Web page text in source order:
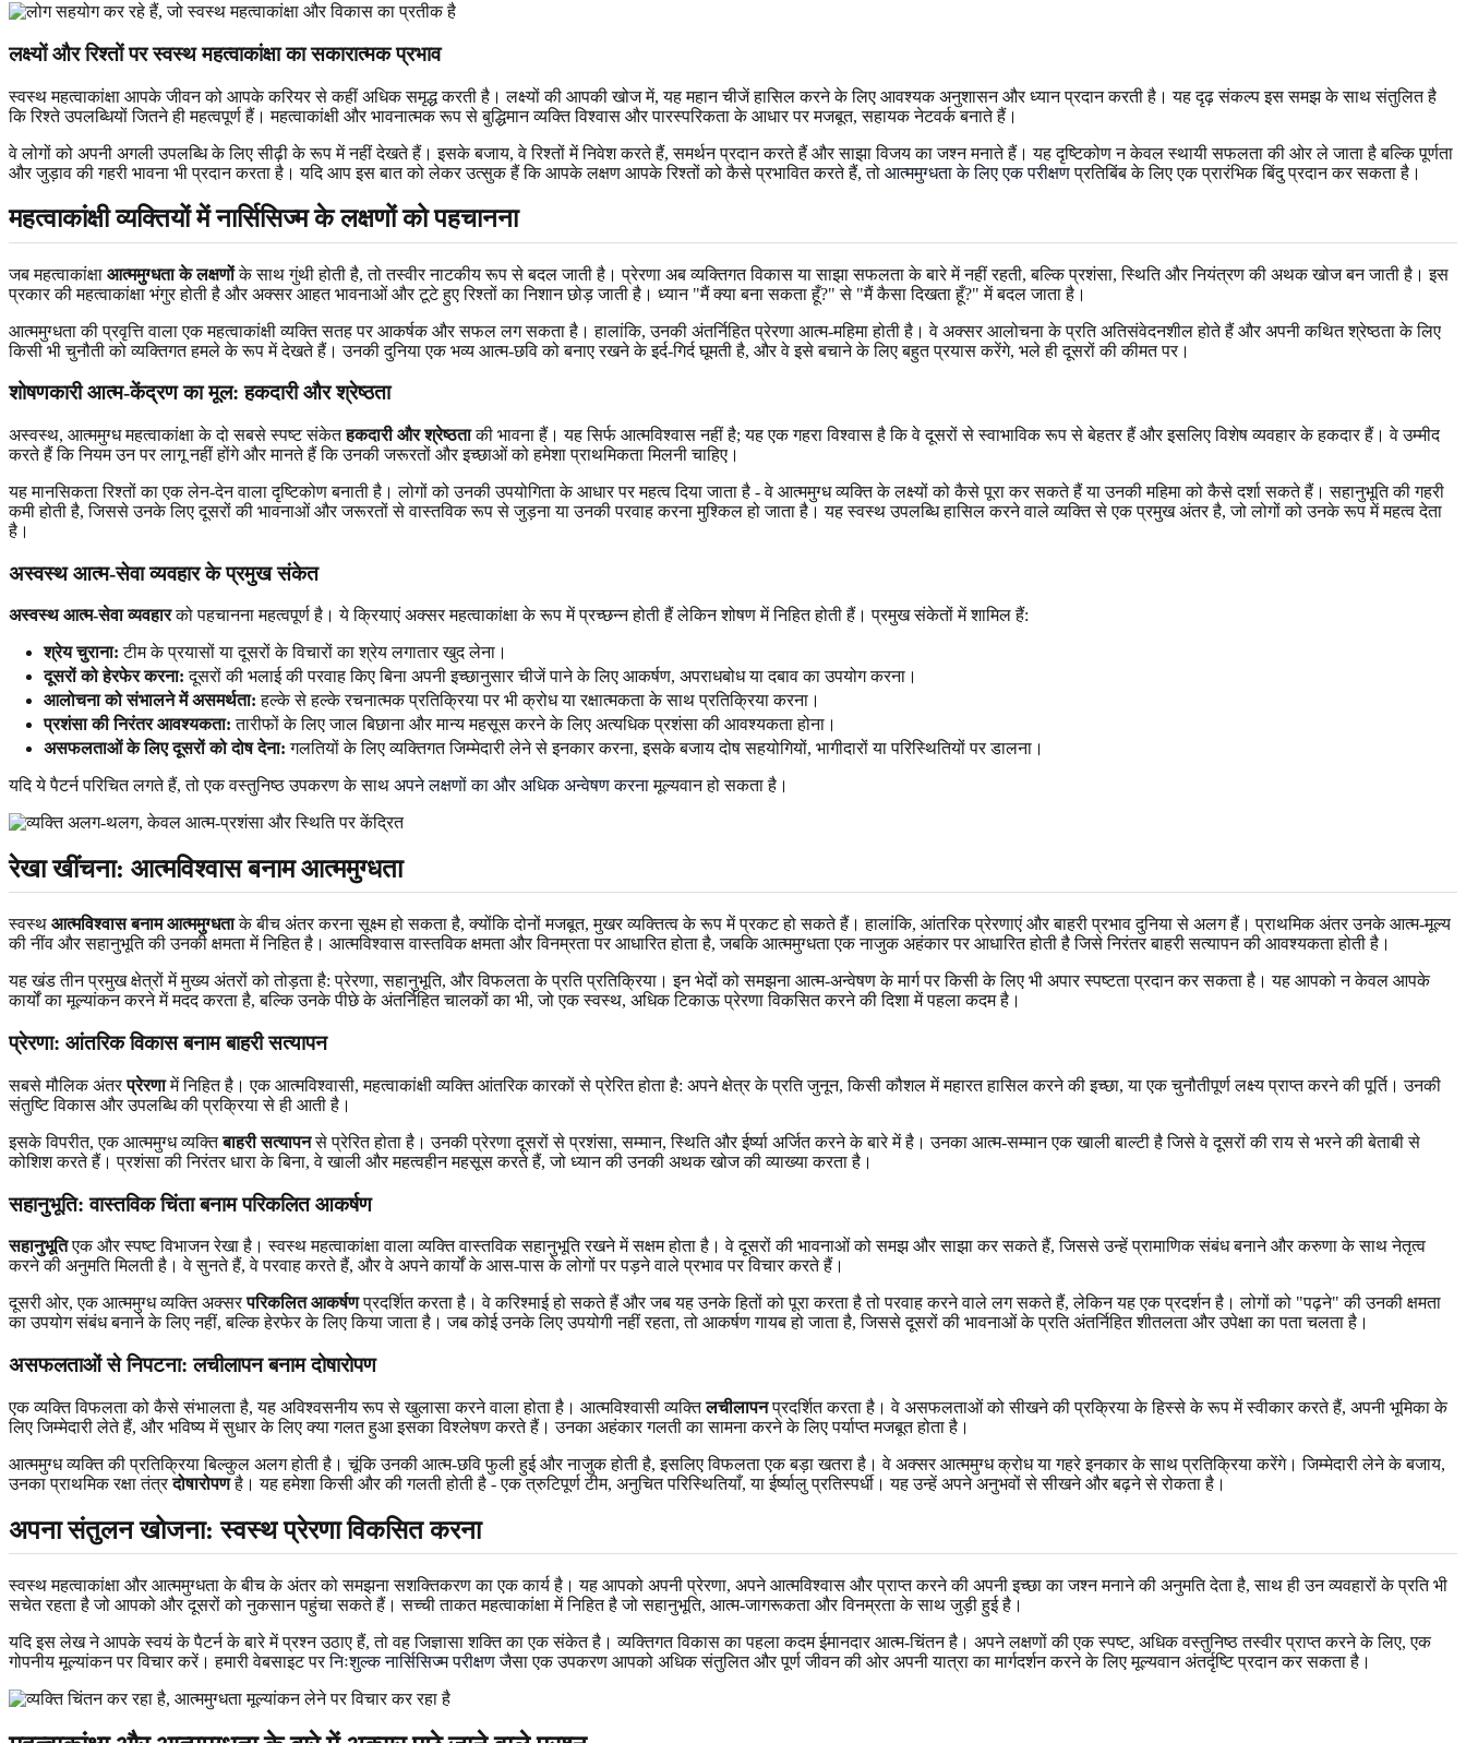
लक्ष्यों और रिश्तों पर स्वस्थ महत्वाकांक्षा का सकारात्मक प्रभाव
स्वस्थ महत्वाकांक्षा आपके जीवन को आपके करियर से कहीं अधिक समृद्ध करती है। लक्ष्यों की आपकी खोज में, यह महान चीजें हासिल करने के लिए आवश्यक अनुशासन और ध्यान प्रदान करती है। यह दृढ़ संकल्प इस समझ के साथ संतुलित है
कि रिश्ते उपलब्धियों जितने ही महत्वपूर्ण हैं। महत्वाकांक्षी और भावनात्मक रूप से बुद्धिमान व्यक्ति विश्वास और पारस्परिकता के आधार पर मजबूत, सहायक नेटवर्क बनाते हैं।
वे लोगों को अपनी अगली उपलब्धि के लिए सीढ़ी के रूप में नहीं देखते हैं। इसके बजाय, वे रिश्तों में निवेश करते हैं, समर्थन प्रदान करते हैं और साझा विजय का जश्न मनाते हैं। यह दृष्टिकोण न केवल स्थायी सफलता की ओर ले जाता है बल्कि पूर्णता
और जुड़ाव की गहरी भावना भी प्रदान करता है। यदि आप इस बात को लेकर उत्सुक हैं कि आपके लक्षण आपके रिश्तों को कैसे प्रभावित करते हैं, तो आत्ममुग्धता के लिए एक परीक्षणप्रतिबिंब के लिए एक प्रारंभिक बिंदु प्रदान कर सकता है।
महत्वाकांक्षी व्यक्तियों में नार्सिसिज्म के लक्षणों को पहचानना
जब महत्वाकांक्षा आत्ममुग्धता के लक्षणोंके साथ गुंथी होती है, तो तस्वीर नाटकीय रूप से बदल जाती है। प्रेरणा अब व्यक्तिगत विकास या साझा सफलता के बारे में नहीं रहती, बल्कि प्रशंसा, स्थिति और नियंत्रण की अथक खोज बन जाती है। इस
प्रकार की महत्वाकांक्षा भंगुर होती है और अक्सर आहत भावनाओं और टूटे हुए रिश्तों का निशान छोड़ जाती है। ध्यान "मैं क्या बना सकता हूँ?" से "मैं कैसा दिखता हूँ?" में बदल जाता है।
आत्ममुग्धता की प्रवृत्ति वाला एक महत्वाकांक्षी व्यक्ति सतह पर आकर्षक और सफल लग सकता है। हालांकि, उनकी अंतर्निहित प्रेरणा आत्म-महिमा होती है। वे अक्सर आलोचना के प्रति अतिसंवेदनशील होते हैं और अपनी कथित श्रेष्ठता के लिए
किसी भी चुनौती को व्यक्तिगत हमले के रूप में देखते हैं। उनकी दुनिया एक भव्य आत्म-छवि को बनाए रखने के इर्द-गिर्द घूमती है, और वे इसे बचाने के लिए बहुत प्रयास करेंगे, भले ही दूसरों की कीमत पर।
शोषणकारी आत्म-केंद्रण का मूल: हकदारी और श्रेष्ठता
अस्वस्थ, आत्ममुग्ध महत्वाकांक्षा के दो सबसे स्पष्ट संकेतहकदारी और श्रेष्ठताकी भावना हैं। यह सिर्फ आत्मविश्वास नहीं है; यह एक गहरा विश्वास है कि वे दूसरों से स्वाभाविक रूप से बेहतर हैं और इसलिए विशेष व्यवहार के हकदार हैं। वे उम्मीद
करते हैं कि नियम उन पर लागू नहीं होंगे और मानते हैं कि उनकी जरूरतों और इच्छाओं को हमेशा प्राथमिकता मिलनी चाहिए।
यह मानसिकता रिश्तों का एक लेन-देन वाला दृष्टिकोण बनाती है। लोगों को उनकी उपयोगिता के आधार पर महत्व दिया जाता है - वे आत्ममुग्ध व्यक्ति के लक्ष्यों को कैसे पूरा कर सकते हैं या उनकी महिमा को कैसे दर्शा सकते हैं। सहानुभूति की गहरी
कमी होती है, जिससे उनके लिए दूसरों की भावनाओं और जरूरतों से वास्तविक रूप से जुड़ना या उनकी परवाह करना मुश्किल हो जाता है। यह स्वस्थ उपलब्धि हासिल करने वाले व्यक्ति से एक प्रमुख अंतर है, जो लोगों को उनके रूप में महत्व देता
है।
अस्वस्थ आत्म-सेवा व्यवहार के प्रमुख संकेत
अस्वस्थ आत्म-सेवा व्यवहारको पहचानना महत्वपूर्ण है। ये क्रियाएं अक्सर महत्वाकांक्षा के रूप में प्रच्छन्न होती हैं लेकिन शोषण में निहित होती हैं। प्रमुख संकेतों में शामिल हैं:
श्रेय चुराना: टीम के प्रयासों या दूसरों के विचारों का श्रेय लगातार खुद लेना।
दूसरों को हेरफेर करना: दूसरों की भलाई की परवाह किए बिना अपनी इच्छानुसार चीजें पाने के लिए आकर्षण, अपराधबोध या दबाव का उपयोग करना।
आलोचना को संभालने में असमर्थता: हल्के से हल्के रचनात्मक प्रतिक्रिया पर भी क्रोध या रक्षात्मकता के साथ प्रतिक्रिया करना।
प्रशंसा की निरंतर आवश्यकता: तारीफों के लिए जाल बिछाना और मान्य महसूस करने के लिए अत्यधिक प्रशंसा की आवश्यकता होना।
असफलताओं के लिए दूसरों को दोष देना: गलतियों के लिए व्यक्तिगत जिम्मेदारी लेने से इनकार करना, इसके बजाय दोष सहयोगियों, भागीदारों या परिस्थितियों पर डालना।
यदि ये पैटर्न परिचित लगते हैं, तो एक वस्तुनिष्ठ उपकरण के साथ अपने लक्षणों का और अधिक अन्वेषण करनामूल्यवान हो सकता है।
रेखा खींचना: आत्मविश्वास बनाम आत्ममुग्धता
स्वस्थ आत्मविश्वास बनाम आत्ममुग्धताके बीच अंतर करना सूक्ष्म हो सकता है, क्योंकि दोनों मजबूत, मुखर व्यक्तित्व के रूप में प्रकट हो सकते हैं। हालांकि, आंतरिक प्रेरणाएं और बाहरी प्रभाव दुनिया से अलग हैं। प्राथमिक अंतर उनके आत्म-मूल्य
की नींव और सहानुभूति की उनकी क्षमता में निहित है। आत्मविश्वास वास्तविक क्षमता और विनम्रता पर आधारित होता है, जबकि आत्ममुग्धता एक नाजुक अहंकार पर आधारित होती है जिसे निरंतर बाहरी सत्यापन की आवश्यकता होती है।
यह खंड तीन प्रमुख क्षेत्रों में मुख्य अंतरों को तोड़ता है: प्रेरणा, सहानुभूति, और विफलता के प्रति प्रतिक्रिया। इन भेदों को समझना आत्म-अन्वेषण के मार्ग पर किसी के लिए भी अपार स्पष्टता प्रदान कर सकता है। यह आपको न केवल आपके
कार्यों का मूल्यांकन करने में मदद करता है, बल्कि उनके पीछे के अंतर्निहित चालकों का भी, जो एक स्वस्थ, अधिक टिकाऊ प्रेरणा विकसित करने की दिशा में पहला कदम है।
प्रेरणा: आंतरिक विकास बनाम बाहरी सत्यापन
सबसे मौलिक अंतरप्रेरणामें निहित है। एक आत्मविश्वासी, महत्वाकांक्षी व्यक्ति आंतरिक कारकों से प्रेरित होता है: अपने क्षेत्र के प्रति जुनून, किसी कौशल में महारत हासिल करने की इच्छा, या एक चुनौतीपूर्ण लक्ष्य प्राप्त करने की पूर्ति। उनकी
संतुष्टि विकास और उपलब्धि की प्रक्रिया से ही आती है।
इसके विपरीत, एक आत्ममुग्ध व्यक्तिबाहरी सत्यापनसे प्रेरित होता है। उनकी प्रेरणा दूसरों से प्रशंसा, सम्मान, स्थिति और ईर्ष्या अर्जित करने के बारे में है। उनका आत्म-सम्मान एक खाली बाल्टी है जिसे वे दूसरों की राय से भरने की बेताबी से
कोशिश करते हैं। प्रशंसा की निरंतर धारा के बिना, वे खाली और महत्वहीन महसूस करते हैं, जो ध्यान की उनकी अथक खोज की व्याख्या करता है।
सहानुभूति: वास्तविक चिंता बनाम परिकलित आकर्षण
सहानुभूतिएक और स्पष्ट विभाजन रेखा है। स्वस्थ महत्वाकांक्षा वाला व्यक्ति वास्तविक सहानुभूति रखने में सक्षम होता है। वे दूसरों की भावनाओं को समझ और साझा कर सकते हैं, जिससे उन्हें प्रामाणिक संबंध बनाने और करुणा के साथ नेतृत्व
करने की अनुमति मिलती है। वे सुनते हैं, वे परवाह करते हैं, और वे अपने कार्यों के आस-पास के लोगों पर पड़ने वाले प्रभाव पर विचार करते हैं।
दूसरी ओर, एक आत्ममुग्ध व्यक्ति अक्सरपरिकलित आकर्षणप्रदर्शित करता है। वे करिश्माई हो सकते हैं और जब यह उनके हितों को पूरा करता है तो परवाह करने वाले लग सकते हैं, लेकिन यह एक प्रदर्शन है। लोगों को "पढ़ने" की उनकी क्षमता
का उपयोग संबंध बनाने के लिए नहीं, बल्कि हेरफेर के लिए किया जाता है। जब कोई उनके लिए उपयोगी नहीं रहता, तो आकर्षण गायब हो जाता है, जिससे दूसरों की भावनाओं के प्रति अंतर्निहित शीतलता और उपेक्षा का पता चलता है।
असफलताओं से निपटना: लचीलापन बनाम दोषारोपण
एक व्यक्ति विफलता को कैसे संभालता है, यह अविश्वसनीय रूप से खुलासा करने वाला होता है। आत्मविश्वासी व्यक्तिलचीलापनप्रदर्शित करता है। वे असफलताओं को सीखने की प्रक्रिया के हिस्से के रूप में स्वीकार करते हैं, अपनी भूमिका के
लिए जिम्मेदारी लेते हैं, और भविष्य में सुधार के लिए क्या गलत हुआ इसका विश्लेषण करते हैं। उनका अहंकार गलती का सामना करने के लिए पर्याप्त मजबूत होता है।
आत्ममुग्ध व्यक्ति की प्रतिक्रिया बिल्कुल अलग होती है। चूंकि उनकी आत्म-छवि फुली हुई और नाजुक होती है, इसलिए विफलता एक बड़ा खतरा है। वे अक्सर आत्ममुग्ध क्रोध या गहरे इनकार के साथ प्रतिक्रिया करेंगे। जिम्मेदारी लेने के बजाय,
उनका प्राथमिक रक्षा तंत्रदोषारोपणहै। यह हमेशा किसी और की गलती होती है - एक त्रुटिपूर्ण टीम, अनुचित परिस्थितियाँ, या ईर्ष्यालु प्रतिस्पर्धी। यह उन्हें अपने अनुभवों से सीखने और बढ़ने से रोकता है।
अपना संतुलन खोजना: स्वस्थ प्रेरणा विकसित करना
स्वस्थ महत्वाकांक्षा और आत्ममुग्धता के बीच के अंतर को समझना सशक्तिकरण का एक कार्य है। यह आपको अपनी प्रेरणा, अपने आत्मविश्वास और प्राप्त करने की अपनी इच्छा का जश्न मनाने की अनुमति देता है, साथ ही उन व्यवहारों के प्रति भी
सचेत रहता है जो आपको और दूसरों को नुकसान पहुंचा सकते हैं। सच्ची ताकत महत्वाकांक्षा में निहित है जो सहानुभूति, आत्म-जागरूकता और विनम्रता के साथ जुड़ी हुई है।
यदि इस लेख ने आपके स्वयं के पैटर्न के बारे में प्रश्न उठाए हैं, तो वह जिज्ञासा शक्ति का एक संकेत है। व्यक्तिगत विकास का पहला कदम ईमानदार आत्म-चिंतन है। अपने लक्षणों की एक स्पष्ट, अधिक वस्तुनिष्ठ तस्वीर प्राप्त करने के लिए, एक
गोपनीय मूल्यांकन पर विचार करें। हमारी वेबसाइट परनिःशुल्क नार्सिसिज्म परीक्षणजैसा एक उपकरण आपको अधिक संतुलित और पूर्ण जीवन की ओर अपनी यात्रा का मार्गदर्शन करने के लिए मूल्यवान अंतर्दृष्टि प्रदान कर सकता है।